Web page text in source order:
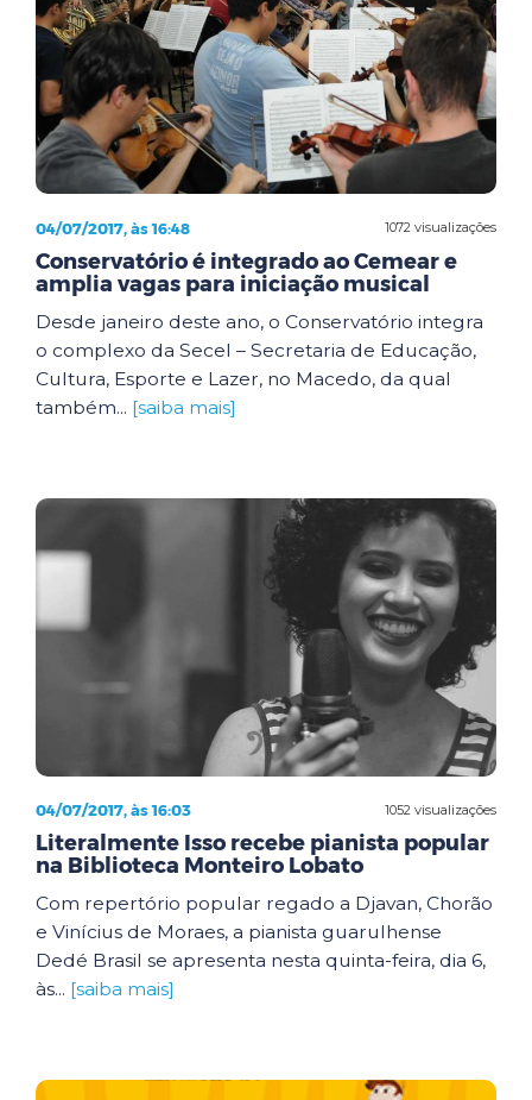
1072 visualizações
04/07/2017, às 16:48
Conservatório é integrado ao Cemear e
amplia vagas para iniciação musical
Desde janeiro deste ano, o Conservatório integra
o complexo da Secel – Secretaria de Educação,
Cultura, Esporte e Lazer, no Macedo, da qual
também... [saiba mais]
1052 visualizações
04/07/2017, às 16:03
Literalmente Isso recebe pianista popular
na Biblioteca Monteiro Lobato
Com repertório popular regado a Djavan, Chorão
e Vinícius de Moraes, a pianista guarulhense
Dedé Brasil se apresenta nesta quinta-feira, dia 6,
às... [saiba mais]